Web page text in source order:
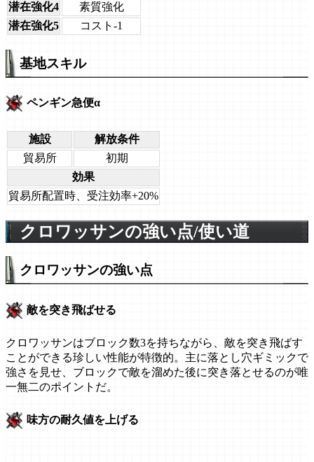
潜在強化4
素質強化
潜在強化5
コスト-1
基地スキル
ペンギン急便α
施設
解放条件
貿易所
初期
効果
貿易所配置時、受注効率+20%
クロワッサンの強い点/使い道
クロワッサンの強い点
敵を突き飛ばせる
クロワッサンはブロック数3を持ちながら、敵を突き飛ばす
ことができる珍しい性能が特徴的。主に落とし穴ギミックで
強さを見せ、ブロックで敵を溜めた後に突き落とせるのが唯
一無二のポイントだ。
味方の耐久値を上げる